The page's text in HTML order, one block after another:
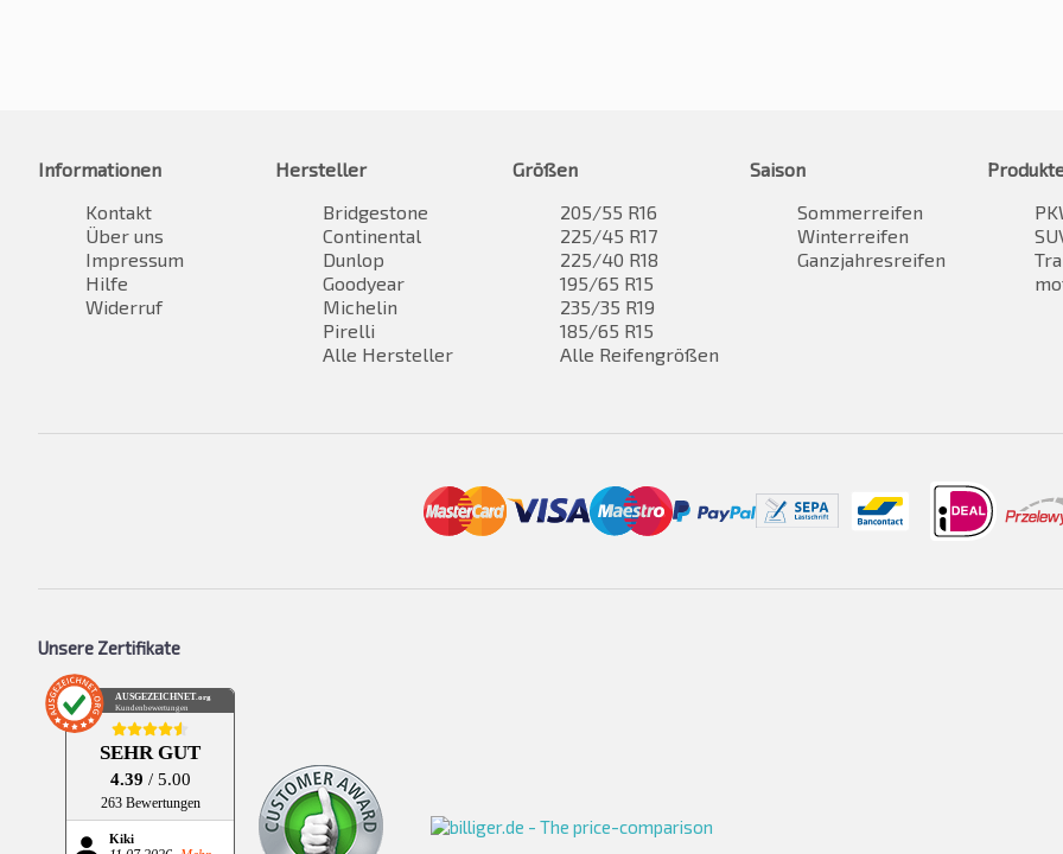
Informationen
Kontakt
Über uns
Impressum
Hilfe
Widerruf
Hersteller
Bridgestone
Continental
Dunlop
Goodyear
Michelin
Pirelli
Alle Hersteller
Größen
205/55 R16
225/45 R17
225/40 R18
195/65 R15
235/35 R19
185/65 R15
Alle Reifengrößen
Saison
Sommerreifen
Winterreifen
Ganzjahresreifen
Unsere Zertifikate
AUSGEZEICHNET.org
Kundenbewertungen
SEHR GUT
4.39 / 5.00
263 Bewertungen
Kiki